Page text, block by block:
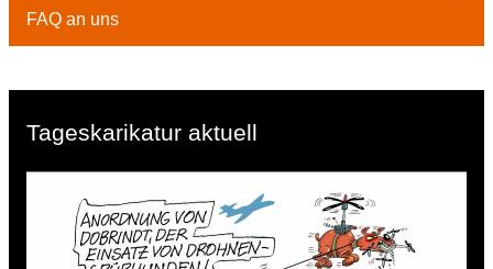
FAQ an uns
Tageskarikatur aktuell